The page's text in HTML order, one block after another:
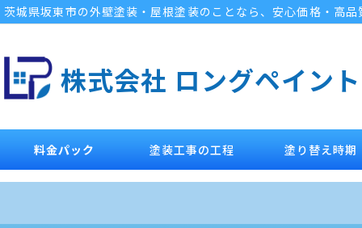
茨城県坂東市の外壁塗装・屋根塗装のことなら、安心価格・高
株式会社 ロングペイント
料金パック 塗装工事の工程 塗り替え時期